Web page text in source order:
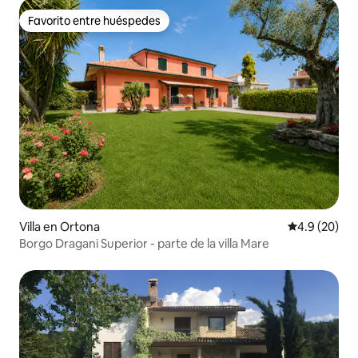
Favorito entre huéspedes
Favorito entre huéspedes
Villa en Ortona Calificación
4.9 (20)
Borgo Dragani Superior - parte de la villa Mare